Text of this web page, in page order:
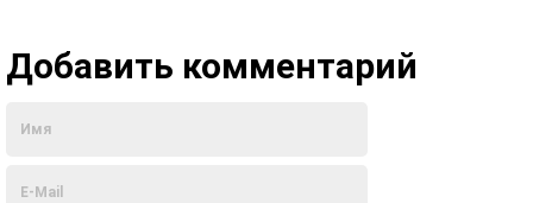
Добавить комментарий